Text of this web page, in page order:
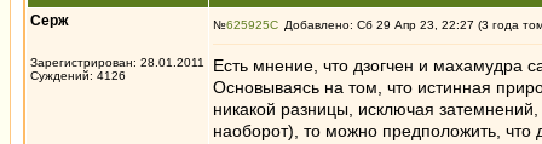
Серж
Зарегистрирован: 28.01.2011
Суждений: 4126
№625925 Добавлено: Сб 29 Апр 23, 22:27 (3 года
Есть мнение, что дзогчен и махамудра
Основываясь на том, что истинная
никакой разницы, исключая
наоборот), то можно предположить, что